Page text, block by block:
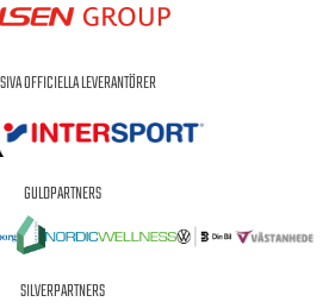
OFFICIELLA LEVERANTÖRER
GULDPARTNERS
SILVERPARTNERS